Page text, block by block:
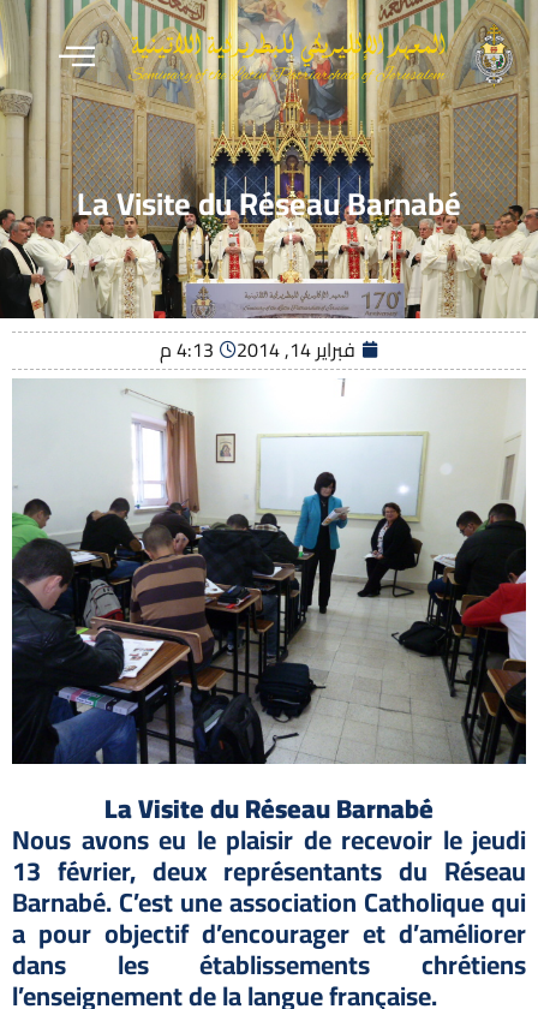
La Visite du Réseau Barnabé
فبراير 14, 2014 4:13 م
La Visite du Réseau Barnabé
Nous avons eu le plaisir de recevoir le jeudi
13 février, deux représentants du Réseau
Barnabé. C’est une association Catholique qui
a pour objectif d’encourager et d’améliorer
dans les établissements chrétiens
l’enseignement de la langue française.